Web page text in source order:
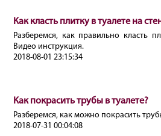
Как класть плитку в туалете на
Разберемся, как правильно класть
Видео инструкция.
2018-08-01 23:15:34
Как покрасить трубы в туалете?
Разберемся, как можно покрасить
2018-07-31 00:04:08